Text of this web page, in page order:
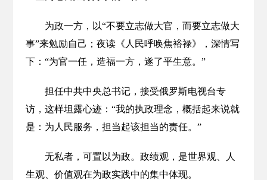
为政一方，以“不要立志做大官，而要立志做大
事”来勉励自己；夜读《人民呼唤焦裕禄》，深情写
下：“为官一任，造福一方，遂了平生意。”
担任中共中央总书记，接受俄罗斯电视台专
访，这样坦露心迹：“我的执政理念，概括起来说就
是：为人民服务，担当起该担当的责任。”
无私者，可置以为政。政绩观，是世界观、人
生观、价值观在为政实践中的集中体现。